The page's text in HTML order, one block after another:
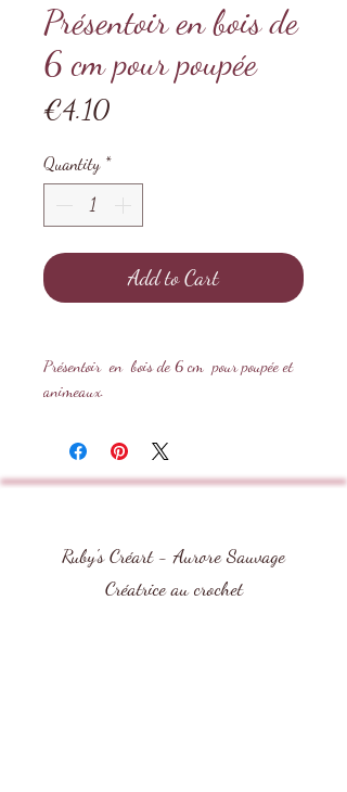
Présentoir en bois de
6 cm pour poupée
€4.10Price
Quantity *
Add to Cart
Présentoir en bois de 6 cm pour poupée et
animeaux.
Prévus pour les modèles de maximum 20cm.
A monter sois même
Ruby's Créart - Aurore Sauvage
Créatrice au crochet